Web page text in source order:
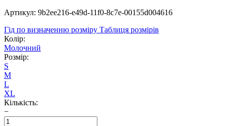
Артикул: 9b2ee216-e49d-11f0-8c7e-00155d004616
Гід по визначенню розміру Таблиця розмірів
Колір:
Молочний
Розмір:
S
M
L
XL
Кількість:
−